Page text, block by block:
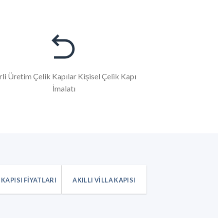
Üretim Çelik Kapılar Kişisel Çelik Kapı
İmalatı
FIYATLARI AKILLI VILLA KAPISI